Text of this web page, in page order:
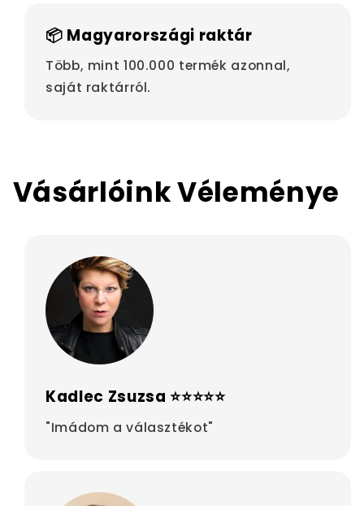
📦 Magyarországi raktár
Több, mint 100.000 termék azonnal,
saját raktárról.
Vásárlóink Véleménye
Kadlec Zsuzsa ⭐⭐⭐⭐⭐
"Imádom a választékot"